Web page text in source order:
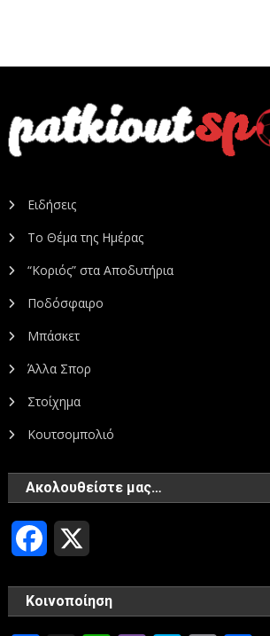
Ειδήσεις
Το Θέμα της Ημέρας
“Κοριός” στα Αποδυτήρια
Ποδόσφαιρο
Μπάσκετ
Άλλα Σπορ
Στοίχημα
Κουτσομπολιό
Ακολουθείστε μας…
Facebook
Κοινοποίηση